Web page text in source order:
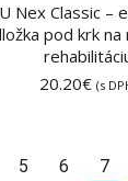
Nex Classic –
pod krk na
20.20€ (s
5 6 7